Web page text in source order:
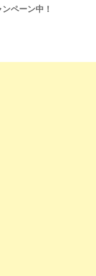
ペーン中！